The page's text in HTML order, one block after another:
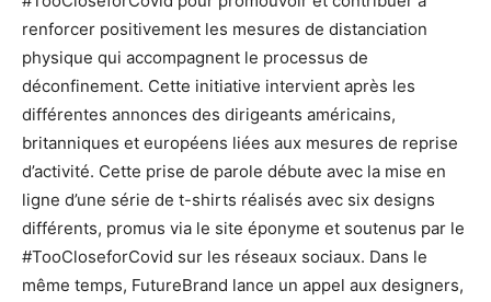
renforcer positivement les mesures de distanciation
physique qui accompagnent le processus de
déconfinement. Cette initiative intervient après les
différentes annonces des dirigeants américains,
britanniques et européens liées aux mesures de reprise
d’activité. Cette prise de parole débute avec la mise en
ligne d’une série de t-shirts réalisés avec six designs
différents, promus via le site éponyme et soutenus par le
#TooCloseforCovid sur les réseaux sociaux. Dans le
même temps, FutureBrand lance un appel aux designers,